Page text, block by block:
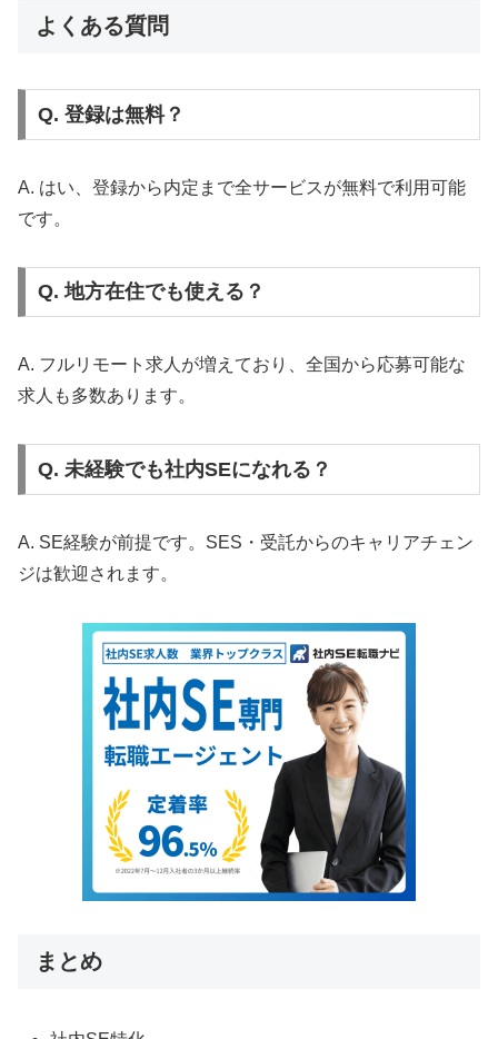
よくある質問
Q. 登録は無料？
A. はい、登録から内定まで全サービスが無料で利用可能
です。
Q. 地方在住でも使える？
A. フルリモート求人が増えており、全国から応募可能な
求人も多数あります。
Q. 未経験でも社内SEになれる？
A. SE経験が前提です。SES・受託からのキャリアチェン
ジは歓迎されます。
まとめ